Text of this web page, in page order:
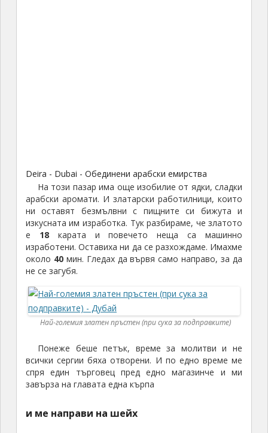
Deira - Dubai - Обединени арабски емирства
На този пазар има още изобилие от ядки, сладки
арабски аромати. И златарски работилници, които
ни оставят безмълвни с пищните си бижута и
изкусната им изработка. Тук разбираме, че златото
е 18карата и повечето неща са машинно
изработени. Оставиха ни да се разхождаме. Имахме
около 40мин. Гледах да вървя само направо, за да
не се загубя.
Най-големия златен пръстен (при сука за подправките)
Понеже беше петък, време за молитви и не
всички сергии бяха отворени. И по едно време ме
спря един търговец пред едно магазинче и ми
завърза на главата една кърпа
и ме направи на шейх